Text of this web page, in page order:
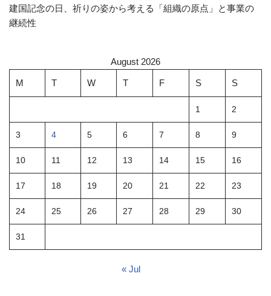
建国記念の日、祈りの姿から考える「組織の原点」と事業の
継続性
August 2026
M T W T F S S
1 2
3 4 5 6 7 8 9
10 11 12 13 14 15 16
17 18 19 20 21 22 23
24 25 26 27 28 29 30
31
« Jul